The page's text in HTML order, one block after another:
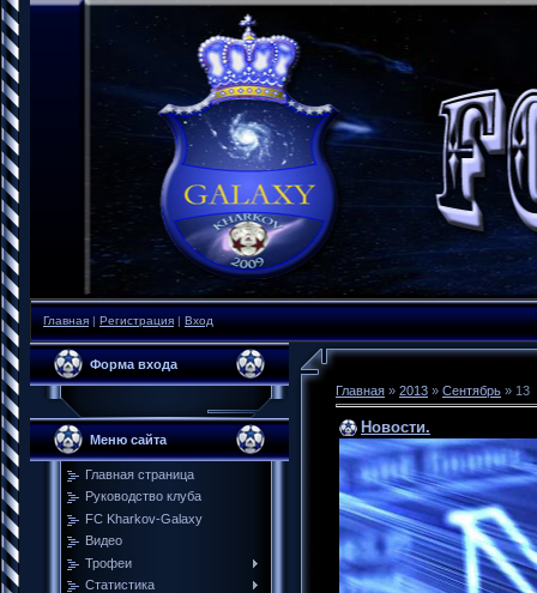
Главная|Регистрация|Вход
Форма входа
Меню сайта
Главная страница
Руководство клуба
FC Kharkov-Galaxy
Видео
Трофеи
Cтатистика
Главная » 2013 » Сентябрь » 13
Новости.